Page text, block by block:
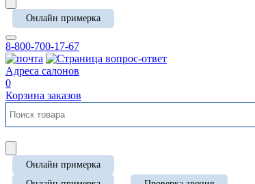
Онлайн примерка
8-800-700-17-67
Адреса салонов
0
Корзина заказов
Онлайн примерка